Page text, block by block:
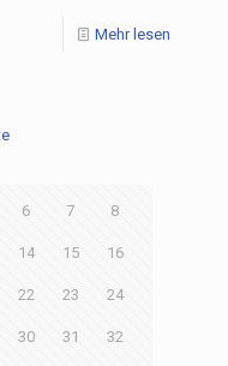
Mehr lesen
6 7 8
14 15 16
22 23 24
30 31 32